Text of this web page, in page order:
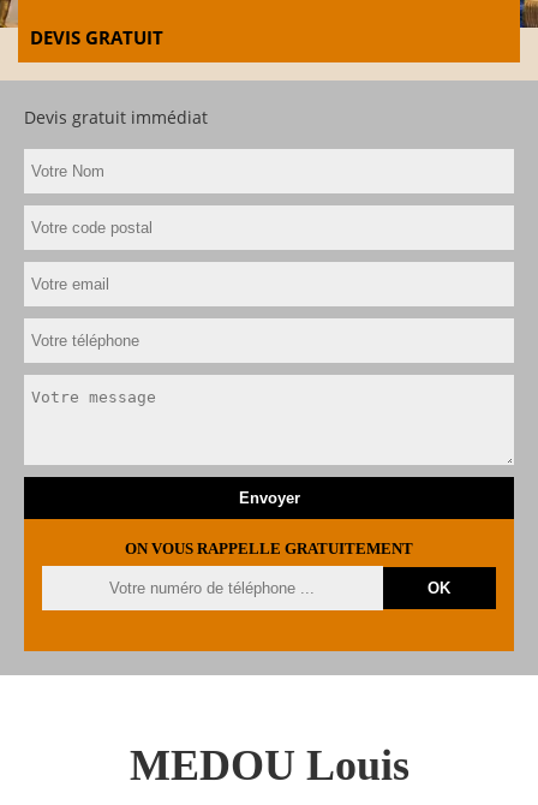
DEVIS GRATUIT
Devis gratuit immédiat
ON VOUS RAPPELLE GRATUITEMENT
MEDOU Louis